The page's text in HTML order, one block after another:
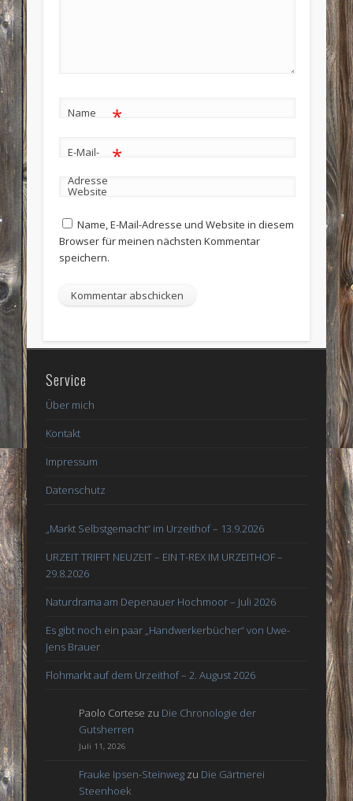
Name *
E-Mail-
Adresse
*
Website
Name, E-Mail-Adresse und Website in diesem
Browser für meinen nächsten Kommentar
speichern.
Service
Über mich
Kontakt
Impressum
Datenschutz
„Markt Selbstgemacht“ im Urzeithof – 13.9.2026
URZEIT TRIFFT NEUZEIT – EIN T-REX IM URZEITHOF –
29.8.2026
Naturdrama am Depenauer Hochmoor – Juli 2026
Es gibt noch ein paar „Handwerkerbücher“ von Uwe-
Jens Brauer
Flohmarkt auf dem Urzeithof – 2. August 2026
Paolo Cortese zu Die Chronologie der
Gutsherren
Juli 11, 2026
Frauke Ipsen-Steinweg zu Die Gärtnerei
Steenhoek